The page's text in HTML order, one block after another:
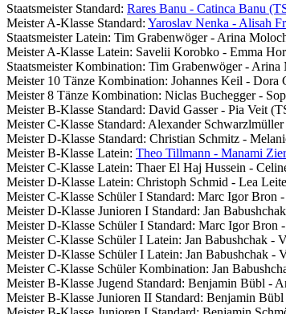
Staatsmeister Standard: Rares Banu - Catinca Banu
Meister A-Klasse Standard: Yaroslav Nenka - Alisah
Staatsmeister Latein: Tim Grabenwöger - Arina
Meister A-Klasse Latein: Savelii Korobko - Emma
Staatsmeister Kombination: Tim Grabenwöger -
Meister 10 Tänze Kombination: Johannes Keil - Dora
Meister 8 Tänze Kombination: Niclas Buchegger -
Meister B-Klasse Standard: David Gasser - Pia Veit
Meister C-Klasse Standard: Alexander
Meister D-Klasse Standard: Christian Schmitz -
Meister B-Klasse Latein: Theo Tillmann - Manami
Meister C-Klasse Latein: Thaer El Haj Hussein -
Meister D-Klasse Latein: Christoph Schmid - Lea
Meister C-Klasse Schüler I Standard: Marc Igor
Meister D-Klasse Junioren I Standard: Jan
Meister D-Klasse Schüler I Standard: Marc Igor
Meister C-Klasse Schüler I Latein: Jan Babushchak
Meister D-Klasse Schüler I Latein: Jan Babushchak
Meister C-Klasse Schüler Kombination: Jan
Meister B-Klasse Jugend Standard: Benjamin Bübl -
Meister B-Klasse Junioren II Standard: Benjamin